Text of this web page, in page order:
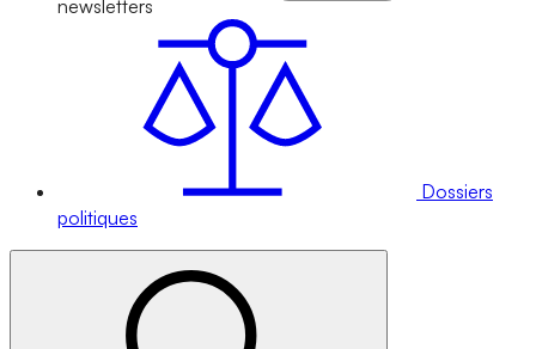
newsletters
Dossiers
politiques